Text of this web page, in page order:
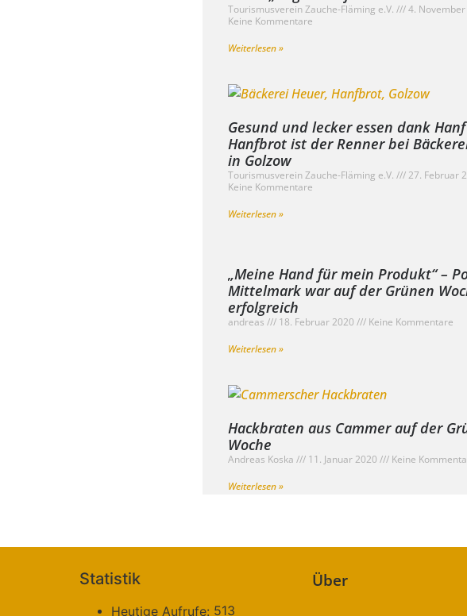
Tourismusverein Zauche-Fläming e.V.
4.
Keine Kommentare
Weiterlesen »
Gesund und lecker essen dank Hanf
Hanfbrot ist der Renner bei
in Golzow
Tourismusverein Zauche-Fläming e.V.
27. Februar
Keine Kommentare
Weiterlesen »
„Meine Hand für mein Produkt“ –
Mittelmark war auf der Grünen
erfolgreich
andreas 18. Februar 2020
Keine Kommentare
Weiterlesen »
Hackbraten aus Cammer auf der
Woche
Andreas Koska 11. Januar 2020
Keine
Weiterlesen »
Statistik
Heutige Aufrufe: 513
Über